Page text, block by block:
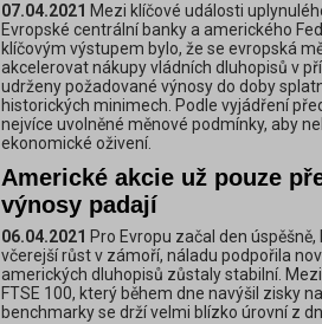
07.04.2021 Mezi klíčové události
Evropské centrální banky a amerického
klíčovým výstupem bylo, že se evropská
akcelerovat nákupy vládních dluhopisů v
udrženy požadované výnosy do doby
historických minimech. Podle vyjádření
nejvíce uvolněné měnové podmínky, aby
ekonomické oživení.
Americké akcie už pouze
výnosy padají
06.04.2021 Pro Evropu začal den
včerejší růst v zámoří, náladu podpořila
amerických dluhopisů zůstaly stabilní.
FTSE 100, který během dne navýšil zisky
benchmarky se drží velmi blízko úrovní z